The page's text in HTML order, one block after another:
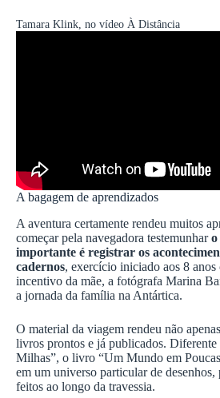
Tamara Klink, no vídeo À Distância
A bagagem de aprendizados
A aventura certamente rendeu muitos
começar pela navegadora testemunharo
importante é registrar os
cadernos, exercício iniciado aos 8 anos
incentivo da mãe, a fotógrafa Marina
a jornada da família na Antártica.
O material da viagem rendeu não
livros prontos e já publicados.
Milhas”, o livro “Um Mundo em
em um universo particular de desenhos,
feitos ao longo da travessia.